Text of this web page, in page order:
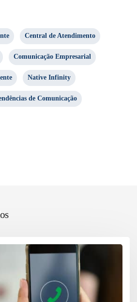
Central de Atendimento
Comunicação Empresarial
Native Infinity
de Comunicação